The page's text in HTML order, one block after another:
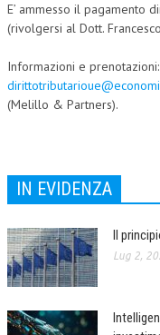
MATERIALE DIDATTICO
INVITI E PROMOZIONI
E’ ammesso il pagamento
(rivolgersi al Dott.
Informazioni e prenotazioni:
(Melillo & Partners).
IN EVIDENZA
Il
Lug 2,